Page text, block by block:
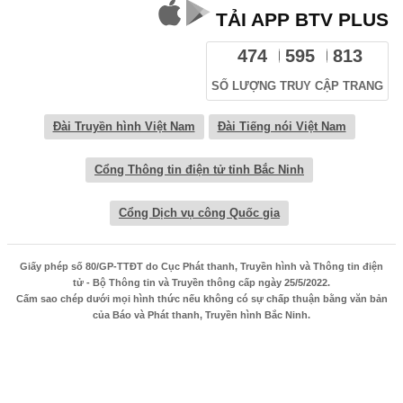
TẢI APP BTV PLUS
474 595 813
SỐ LƯỢNG TRUY CẬP TRANG
Đài Truyền hình Việt Nam Đài Tiếng nói Việt Nam
Cổng Thông tin điện tử tỉnh Bắc Ninh
Cổng Dịch vụ công Quốc gia
Giấy phép số 80/GP-TTĐT do Cục Phát thanh, Truyền hình và Thông tin điện
tử - Bộ Thông tin và Truyền thông cấp ngày 25/5/2022.
Cấm sao chép dưới mọi hình thức nếu không có sự chấp thuận bằng văn bản
của Báo và Phát thanh, Truyền hình Bắc Ninh.